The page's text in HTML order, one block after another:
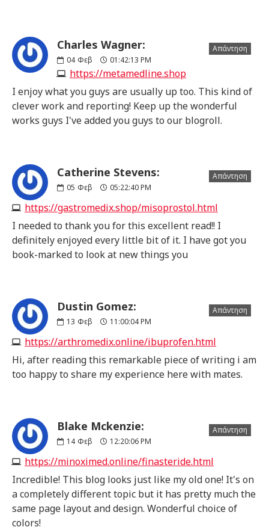
Charles Wagner:
04 Φεβ 01:42:13 PM
https://metamedline.shop
Απάντηση
I enjoy what you guys are usually up too. This kind of
clever work and reporting! Keep up the wonderful
works guys I've added you guys to our blogroll.
Catherine Stevens:
05 Φεβ 05:22:40 PM
https://gastromedix.shop/misoprostol.html
Απάντηση
I needed to thank you for this excellent read!! I
definitely enjoyed every little bit of it. I have got you
book-marked to look at new things you
Dustin Gomez:
13 Φεβ 11:00:04 PM
https://arthromedix.online/ibuprofen.html
Απάντηση
Hi, after reading this remarkable piece of writing i am
too happy to share my experience here with mates.
Blake Mckenzie:
14 Φεβ 12:20:06 PM
https://minoximed.online/finasteride.html
Απάντηση
Incredible! This blog looks just like my old one! It's on
a completely different topic but it has pretty much the
same page layout and design. Wonderful choice of
colors!